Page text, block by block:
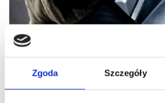
Zgoda Szczegóły